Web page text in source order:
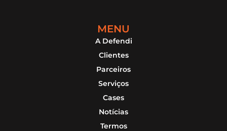
MENU
A Defendi
Clientes
Parceiros
Serviços
Cases
Notícias
Termos